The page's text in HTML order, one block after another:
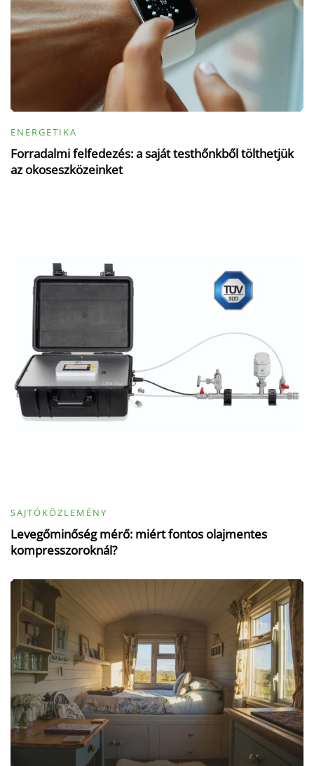
ENERGETIKA
Forradalmi felfedezés: a saját testhőnkből tölthetjük
az okoseszközeinket
SAJTÓKÖZLEMÉNY
Levegőminőség mérő: miért fontos olajmentes
kompresszoroknál?